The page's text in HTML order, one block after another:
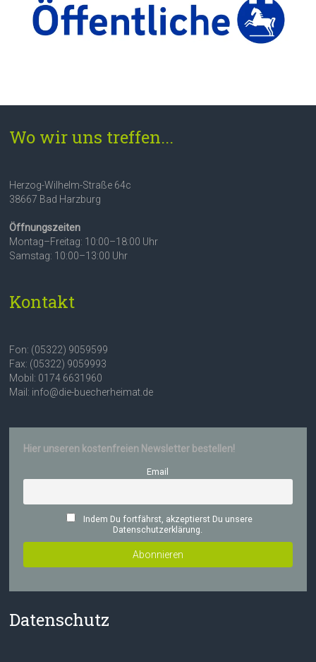
Wo wir uns treffen...
Herzog-Wilhelm-Straße 64c
38667 Bad Harzburg
Öffnungszeiten
Montag–Freitag: 10:00–18:00 Uhr
Samstag: 10:00–13:00 Uhr
Kontakt
Fon: (05322) 9059599
Fax: (05322) 9059993
Mobil: 0174 6631960
Mail: info@die-buecherheimat.de
Hier unseren kostenfreien Newsletter bestellen!
Email
Indem Du fortfährst, akzeptierst Du unsere
Datenschutzerklärung.
Datenschutz